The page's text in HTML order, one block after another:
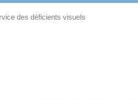
des déficients visuels